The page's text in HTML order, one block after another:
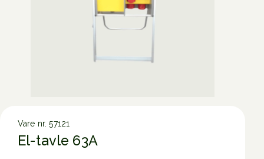
Vare nr. 57121
El-tavle 63A